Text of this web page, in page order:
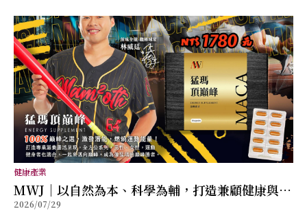
健康產業
MWJ｜以自然為本、科學為輔，打造兼顧健康與幸
2026/07/29